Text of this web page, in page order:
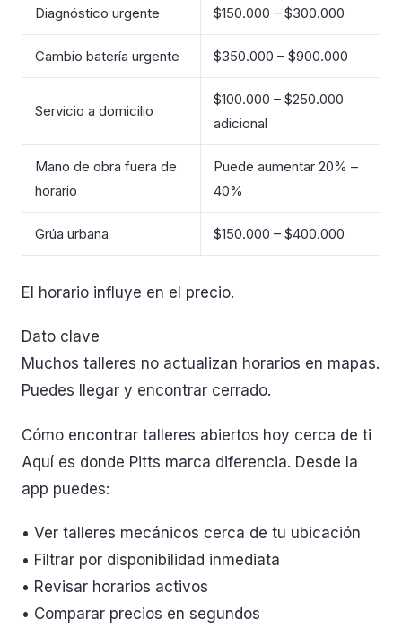
Diagnóstico urgente $150.000 – $300.000
Cambio batería urgente $350.000 – $900.000
Servicio a domicilio
$100.000 – $250.000
adicional
Mano de obra fuera de
horario
Puede aumentar 20% –
40%
Grúa urbana $150.000 – $400.000
El horario influye en el precio.
Dato clave
Muchos talleres no actualizan horarios en mapas.
Puedes llegar y encontrar cerrado.
Cómo encontrar talleres abiertos hoy cerca de ti
Aquí es donde Pitts marca diferencia. Desde la
app puedes:
• Ver talleres mecánicos cerca de tu ubicación
• Filtrar por disponibilidad inmediata
• Revisar horarios activos
• Comparar precios en segundos